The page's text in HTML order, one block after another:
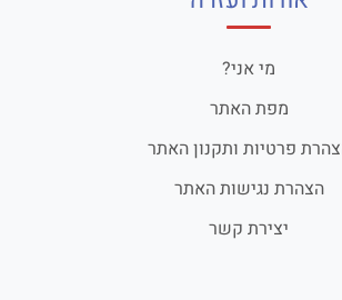
מי אני?
מפת האתר
פרטיות ותקנון האתר
הצהרת נגישות האתר
יצירת קשר